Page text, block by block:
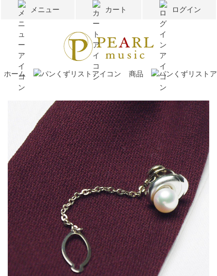
メニュー カート ログイン
ホーム 商品